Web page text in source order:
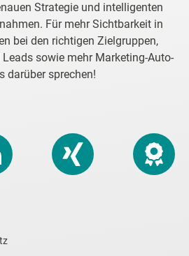
Strategie und intel­ligenten
Für mehr Sicht­barkeit in
bei den richtigen Ziel­gruppen,
Leads sowie mehr Marketing-Auto­
darüber sprechen!